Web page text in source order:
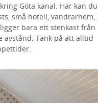
Göta kanal. Här kan du
små hotell, vandrarhem,
bara ett stenkast från
avstånd. Tänk på att alltid